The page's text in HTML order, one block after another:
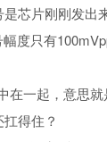
芯片刚刚发出
度只有
在一起，意思
得住？